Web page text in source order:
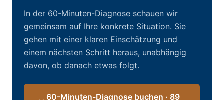
In der 60-Minuten-Diagnose schauen wir
gemeinsam auf Ihre konkrete Situation. Sie
gehen mit einer klaren Einschätzung und
einem nächsten Schritt heraus, unabhängig
davon, ob danach etwas folgt.
60-Minuten-Diagnose buchen · 89